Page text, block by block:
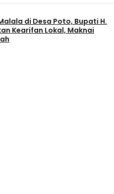
di Desa Poto, Bupati H.
Kearifan Lokal, Maknai